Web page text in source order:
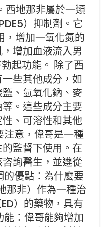
地那非屬於一類
）抑制劑。它
，增加一氧化氮的
增加血液流入男
起功能。 除了西
些其他成分，如
、氫氧化鈉、麥
。這些成分主要
、可溶性和其他
注意，偉哥是一種
監督下使用。在
詢醫生，並遵從
的優點：為什麼要
那非）作為一種治
）的藥物，具有
能：偉哥能夠增加